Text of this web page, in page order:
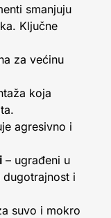
smanjuju
Ključne
za većinu
koja
agresivno i
– ugrađeni u
dugotrajnost i
suvo i mokro